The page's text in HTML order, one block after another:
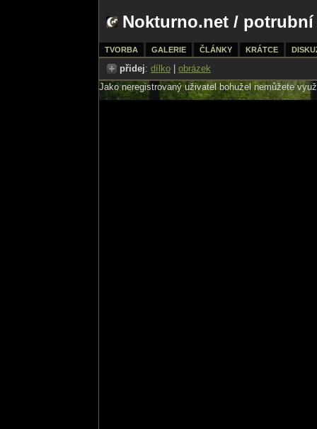
Nokturno.net / potrubní
TVORBA GALERIE ČLÁNKY KRÁTCE
přidej: dílko
obrázek
Jako neregistrovaný uživatel bohužel nemůžete